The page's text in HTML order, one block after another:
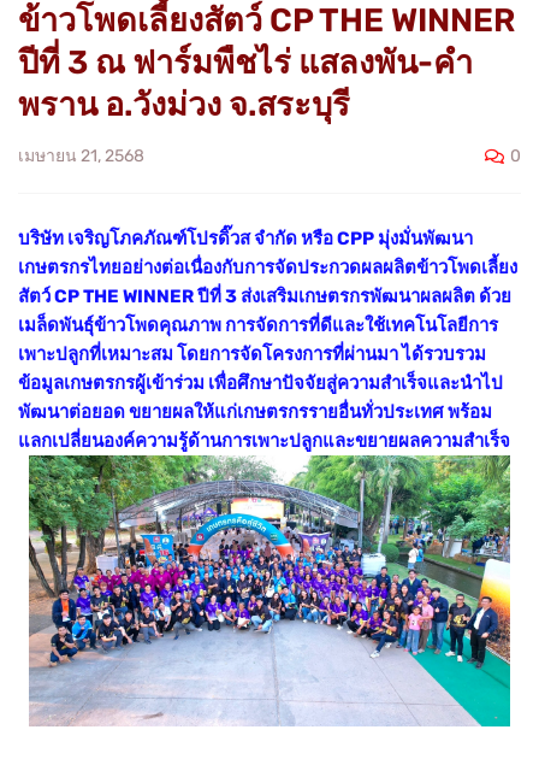
ข้าวโพดเลี้ยงสัตว์ CP THE WINNER
ปีที่ 3 ณ ฟาร์มพืชไร่ แสลงพัน-คำ
พราน อ.วังม่วง จ.สระบุรี
เมษายน 21, 2568 0
บริษัท เจริญโภคภัณฑ์โปรดิ๊วส จำกัด หรือ CPP มุ่งมั่นพัฒนา
เกษตรกรไทยอย่างต่อเนื่องกับการจัดประกวดผลผลิตข้าวโพดเลี้ยง
สัตว์ CP THE WINNER ปีที่ 3 ส่งเสริมเกษตรกรพัฒนาผลผลิต ด้วย
เมล็ดพันธุ์ข้าวโพดคุณภาพ การจัดการที่ดีและใช้เทคโนโลยีการ
เพาะปลูกที่เหมาะสม โดยการจัดโครงการที่ผ่านมา ได้รวบรวม
ข้อมูลเกษตรกรผู้เข้าร่วม เพื่อศึกษาปัจจัยสู่ความสำเร็จและนำไป
พัฒนาต่อยอด ขยายผลให้แก่เกษตรกรรายอื่นทั่วประเทศ พร้อม
แลกเปลี่ยนองค์ความรู้ด้านการเพาะปลูกและขยายผลความสำเร็จ